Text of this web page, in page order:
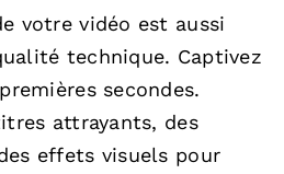
votre vidéo est aussi
technique. Captivez
secondes.
attrayants, des
effets visuels pour